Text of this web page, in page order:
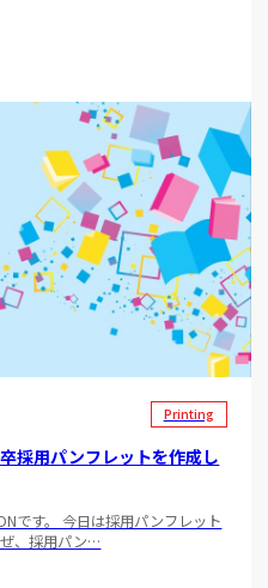
Printing
採用パンフレットを作成し
です。 今日は採用パンフレット
、採用パン…